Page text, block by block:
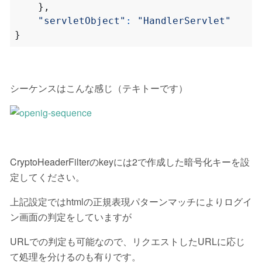
},
"servletObject" :
"HandlerServlet"
}
シーケンスはこんな感じ（テキトーです）
CryptoHeaderFilterのkeyには2で作成した暗号化キーを設
定してください。
上記設定ではhtmlの正規表現パターンマッチによりログイ
ン画面の判定をしていますが
URLでの判定も可能なので、リクエストしたURLに応じ
て処理を分けるのも有りです。